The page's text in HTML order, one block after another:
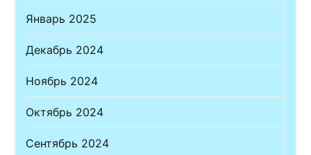
Январь 2025
Декабрь 2024
Ноябрь 2024
Октябрь 2024
Сентябрь 2024